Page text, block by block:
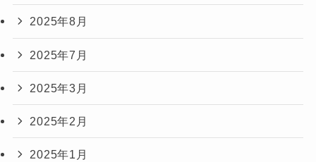
2025年8月
2025年7月
2025年3月
2025年2月
2025年1月